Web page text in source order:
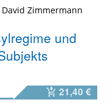
Zimmermann
und
21,40 €